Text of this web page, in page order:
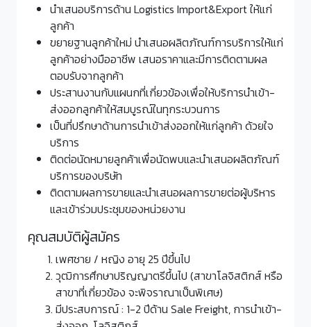
นำเสนอบริการด้าน Logistics Import&Export ให้แก่
ลูกค้า
ขยายฐานลูกค้าใหม่ นำเสนอผลิตภัณฑ์การบริการให้แก่
ลูกค้าอย่างมืออาชีพ เสนอราคาและมีการติดตามผล
ตอบรับจากลูกค้า
ประสานงานกับแผนกที่เกี่ยวข้องเพื่อให้บริการนำเข้า-
ส่งออกลูกค้าให้สมบูรณ์ในทุกระบวนการ
เป็นที่ปรึกษาด้านการนำเข้าส่งออกให้แก่ลูกค้า ด้วยใจ
บริการ
ติดต่อนัดหมายลูกค้าเพื่อนัดพบและนำเสนอผลิตภัณฑ์
บริการของบริษัท
ติดตามผลการขายและนำเสนอผลการขายต่อผู้บริหาร
และเข้าร่วมประชุมของหน่วยงาน
คุณสมบัติผู้สมัคร
เพศชาย / หญิง อายุ 25 ปีขึ้นไป
วุฒิการศึกษาปริญญาตรีขึ้นไป (สาขาโลจิสติกส์ หรือ
สาขาที่เกี่ยวข้อง จะพิจราณาเป็นพิเศษ)
มีประสบการณ์ : 1-2 ปีด้าน Sale Freight, การนำเข้า-